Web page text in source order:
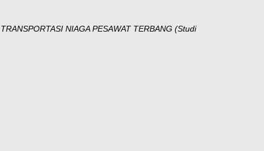
NIAGA PESAWAT TERBANG (Studi